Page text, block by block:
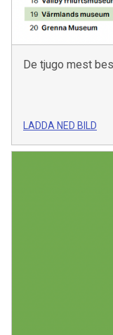
De tjugo mest
LADDA NED BILD